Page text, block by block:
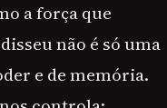
a força que
não é só uma
e de memória.